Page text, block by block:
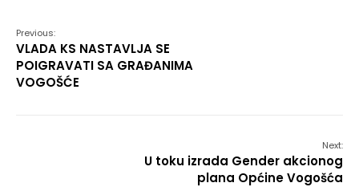
Previous:
VLADA KS NASTAVLJA SE
POIGRAVATI SA GRAĐANIMA
VOGOŠĆE
Next:
U toku izrada Gender akcionog
plana Općine Vogošća